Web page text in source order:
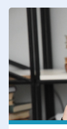
საზოგადოება
ეკონომიკა
ბიზნესი
ტექნოლოგიები
მსოფლიო